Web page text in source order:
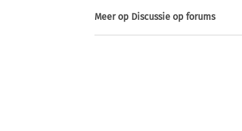
Meer op Discussie op forums